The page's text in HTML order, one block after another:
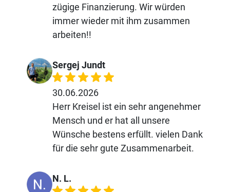
zügige Finanzierung. Wir würden
immer wieder mit ihm zusammen
arbeiten!!
Sergej Jundt
30.06.2026
Herr Kreisel ist ein sehr angenehmer
Mensch und er hat all unsere
Wünsche bestens erfüllt. vielen Dank
für die sehr gute Zusammenarbeit.
N. L.